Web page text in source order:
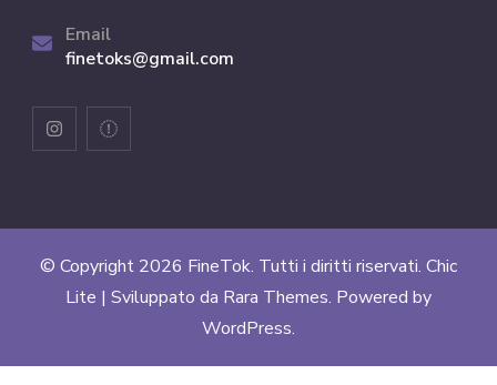
Email
finetoks@gmail.com
© Copyright 2026 FineTok. Tutti i diritti riservati. Chic
Lite | Sviluppato da Rara Themes. Powered by
WordPress.